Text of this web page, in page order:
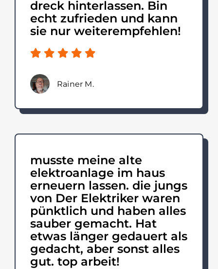
dreck hinterlassen. Bin
echt zufrieden und kann
sie nur weiterempfehlen!
Rainer M.
musste meine alte
elektroanlage im haus
erneuern lassen. die jungs
von Der Elektriker waren
pünktlich und haben alles
sauber gemacht. Hat
etwas länger gedauert als
gedacht, aber sonst alles
gut. top arbeit!